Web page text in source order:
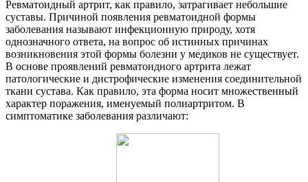
Ревматоидный артрит, как правило, затрагивает небольшие
суставы. Причиной появления ревматоидной формы
заболевания называют инфекционную природу, хотя
однозначного ответа, на вопрос об истинных причинах
возникновения этой формы болезни у медиков не существует.
В основе проявлений ревматоидного артрита лежат
патологические и дистрофические изменения соединительной
ткани сустава. Как правило, эта форма носит множественный
характер поражения, именуемый полиартритом. В
симптоматике заболевания различают: